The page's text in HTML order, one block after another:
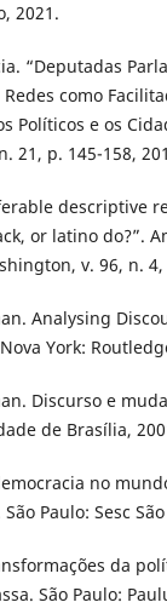
2021.
“Deputadas
como
Políticos e os
21, p. 145-158,
descriptive
or latino do?”.
v. 96, n.
Analysing
York:
Discurso e
de Brasília,
no
Paulo: Sesc
da
São Paulo: